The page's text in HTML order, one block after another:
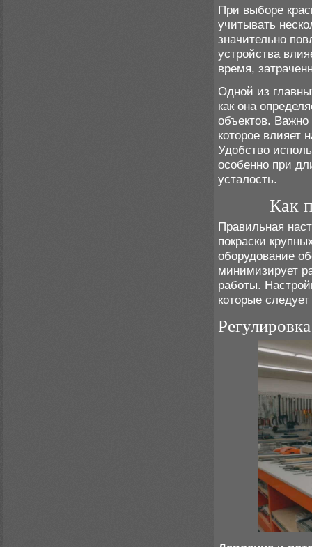
При выборе
учитывать
значительно
устройства
время,
Одной из
как она
объектов.
которое влияет
Удобство
особенно при
усталость.
Как
Правильная
покраски
оборудование
минимизирует
работы.
которые